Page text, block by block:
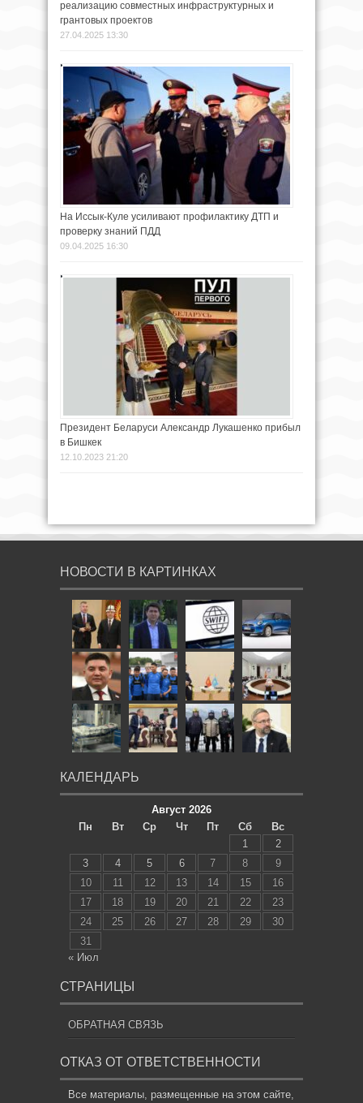
реализацию совместных инфраструктурных и
грантовых проектов
27.04.2025 13:30
На Иссык-Куле усиливают профилактику ДТП и
проверку знаний ПДД
09.04.2025 16:30
Президент Беларуси Александр Лукашенко прибыл
в Бишкек
12.10.2023 21:20
НОВОСТИ В КАРТИНКАХ
КАЛЕНДАРЬ
Август 2026
Пн
Вт Ср Чт Пт Сб
Вс
1
2
3
4 5 6 7 8
9
10
11 12 13 14 15
16
17
18 19 20 21 22
23
24
25 26 27 28 29
30
31
« Июл
СТРАНИЦЫ
ОБРАТНАЯ СВЯЗЬ
ОТКАЗ ОТ ОТВЕТСТВЕННОСТИ
Все материалы, размещенные на этом сайте,